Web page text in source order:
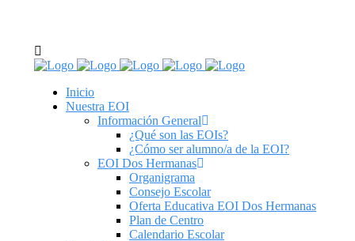
tel: 955 62 43 03
Inicio
Nuestra EOI
Información General
¿Qué son las EOIs?
¿Cómo ser alumno/a de la EOI?
EOI Dos Hermanas
Organigrama
Consejo Escolar
Oferta Educativa EOI Dos Hermanas
Plan de Centro
Calendario Escolar